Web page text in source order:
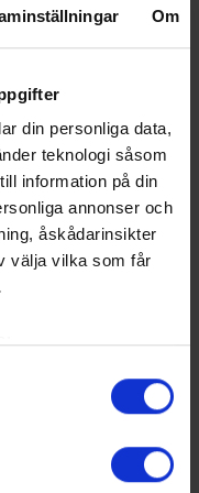
Om
din personliga data,
teknologi såsom
information på din
annonser och
åskådarinsikter
välja vilka som får
upp till flera meter
uppgifter